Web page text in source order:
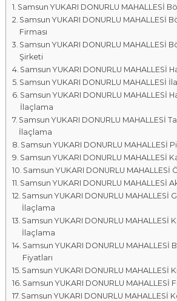
a
l
a
ı
Samsun YUKARI DONURLU MAHALLESİ
Samsun YUKARI DONURLU MAHALLESİ
Firması
Samsun YUKARI DONURLU MAHALLESİ
Şirketi
Samsun YUKARI DONURLU MAHALLESİ
Samsun YUKARI DONURLU MAHALLESİ
Samsun YUKARI DONURLU MAHALLESİ
İlaçlama
Samsun YUKARI DONURLU MAHALLESİ
İlaçlama
Samsun YUKARI DONURLU MAHALLESİ
Samsun YUKARI DONURLU MAHALLESİ
Samsun YUKARI DONURLU
Samsun YUKARI DONURLU MAHALLESİ
Samsun YUKARI DONURLU MAHALLESİ
İlaçlama
Samsun YUKARI DONURLU MAHALLESİ
İlaçlama
Samsun YUKARI DONURLU MAHALLESİ
Fiyatları
Samsun YUKARI DONURLU MAHALLESİ
Samsun YUKARI DONURLU MAHALLESİ
Samsun YUKARI DONURLU MAHALLESİ